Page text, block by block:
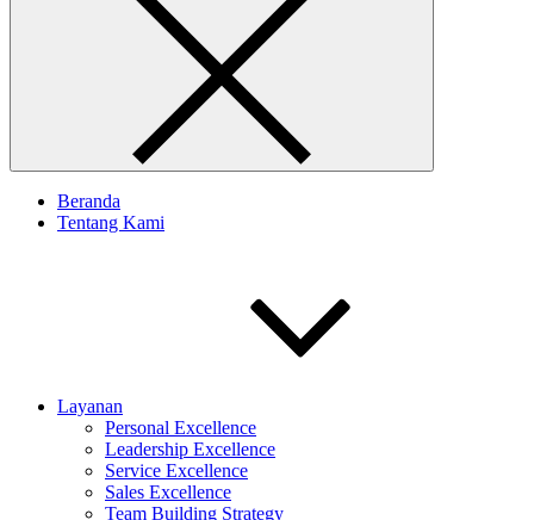
Beranda
Tentang Kami
Layanan
Personal Excellence
Leadership Excellence
Service Excellence
Sales Excellence
Team Building Strategy